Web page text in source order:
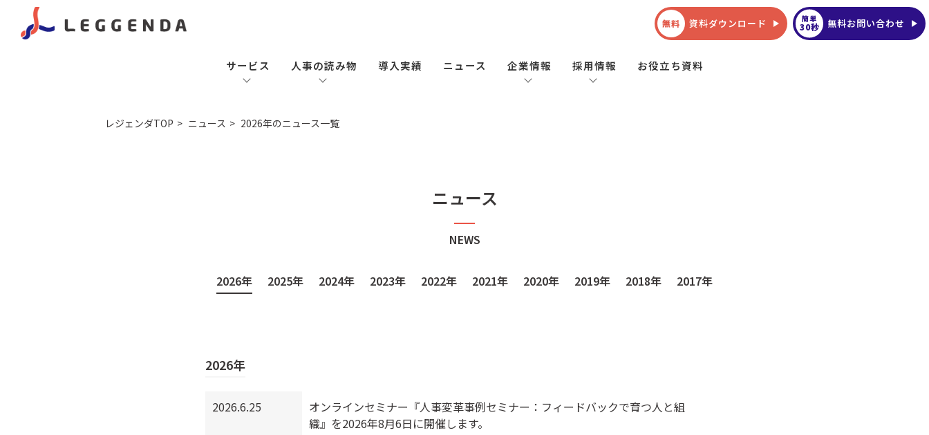
サービス 人事の読み物 導入実績 ニュース 企業情報 採用情報 お役立ち資料
無料 資料ダウンロード 簡単
30秒 無料お問い合わせ
レジェンダTOP ニュース 2026年のニュース一覧
ニュース
NEWS
2026年 2025年 2024年 2023年 2022年 2021年 2020年 2019年 2018年 2017年
2026年
2026.6.25
オンラインセミナー『人事変革事例セミナー：フィードバックで育つ人と組
織』を2026年8月6日に開催します。